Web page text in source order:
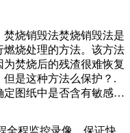
异。.按照重量收费：
，里面竟然装着一把手
。前天上午点多，福州
名废品收购店的店主林
把手枪。民警接过送来
行为，保安这才出手制
在。虽然事情到了最后
有一个好的处理随着信
烧销毁法焚烧销毁法是
烧处理的方法。该方法
焚烧后的残渣很难恢复
是这种方法么保护？.
图纸中是否含有敏感或
，即使销毁过程中出现